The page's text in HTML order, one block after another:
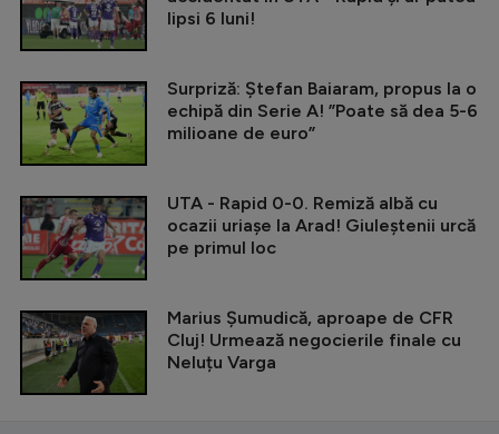
lipsi 6 luni!
Surpriză: Ștefan Baiaram, propus la o
echipă din Serie A! ”Poate să dea 5-6
milioane de euro”
UTA - Rapid 0-0. Remiză albă cu
ocazii uriașe la Arad! Giuleștenii urcă
pe primul loc
Marius Șumudică, aproape de CFR
Cluj! Urmează negocierile finale cu
Neluțu Varga